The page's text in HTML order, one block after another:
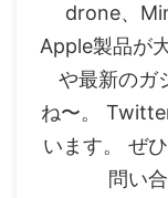
drone、
Apple製品が
や最新のガ
ね〜。
います。 ぜ
問い